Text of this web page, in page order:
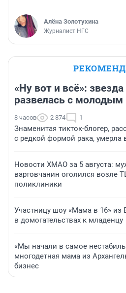
Алёна Золотухина
Журналист НГС
«Ну вот и всё»:
развелась с
8 часов 2 874 1
Знаменитая тикток-блогер,
с редкой формой рака, умерла
Новости ХМАО за 5 августа:
вартовчанин оголился возле
поликлиники
Участницу шоу «Мама в 16» из
в домогательствах к младенцу
«Мы начали в самое
многодетная мама из
бизнес